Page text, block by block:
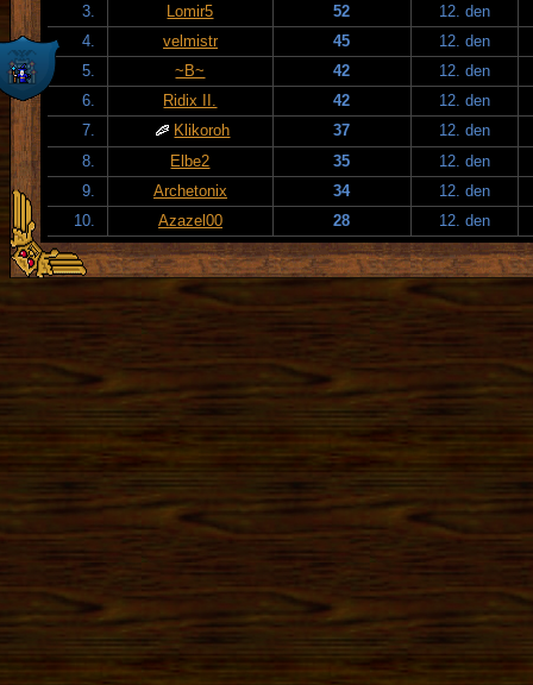
3.
Lomir5 52
12. den
4.
velmistr 45
12. den
5.
~B~ 42
12. den
6.
Ridix II. 42
12. den
7.
Klikoroh 37
12. den
8.
Elbe2 35
12. den
9.
Archetonix 34
12. den
10.
Azazel00 28 12. den